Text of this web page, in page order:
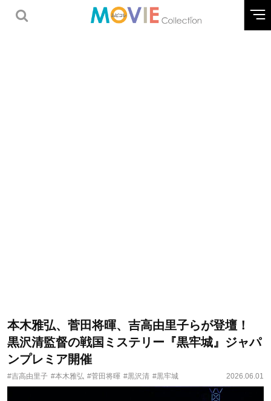
本木雅弘、菅田将暉、吉高由里子らが登壇！
黒沢清監督の戦国ミステリー『黒牢城』ジャパ
ンプレミア開催
#吉高由里子 #本木雅弘 #菅田将暉 #黒沢清 #黒牢城 2026.06.01